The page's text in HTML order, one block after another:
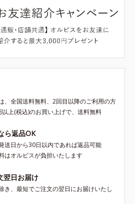
、全国送料無料、2回目以降のご利用の方
上(税込)のお買い上げで、送料無料
ら返品OK
送日から30日以内であれば返品可能
はオルビスが負担いたします
翌日お届け
き、最短でご注文の翌日にお届けいたし